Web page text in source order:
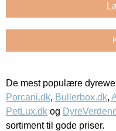
De mest populære
Porcani.dk, Bullerbox.dk,
PetLux.dk og
sortiment til gode priser.